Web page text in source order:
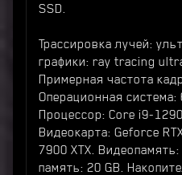
SSD.
Трассировка лучей:
графики: ray tracing
Примерная частота
Операционная
Процессор: Core i9-
Видеокарта: Geforce
7900 XTX.
память: 20 GB.